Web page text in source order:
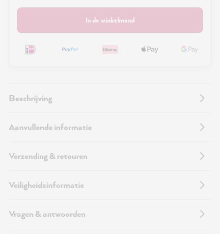
In de winkelmand
Beschrijving
Aanvullende informatie
Verzending & retouren
Veiligheidsinformatie
Vragen & antwoorden